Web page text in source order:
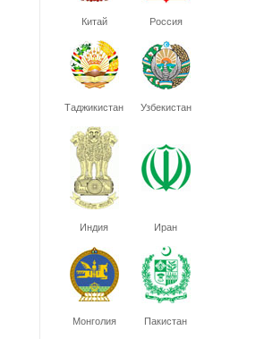
Китай Россия
Таджикистан Узбекистан
Индия Иран
Монголия Пакистан